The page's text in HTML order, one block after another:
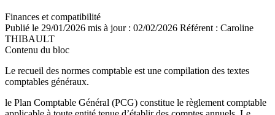
Finances et compatibilité
Publié le 29/01/2026 mis à jour : 02/02/2026 Référent : Caroline
THIBAULT
Contenu du bloc
Le recueil des normes comptable est une compilation des textes
comptables généraux.
le Plan Comptable Général (PCG) constitue le règlement comptable